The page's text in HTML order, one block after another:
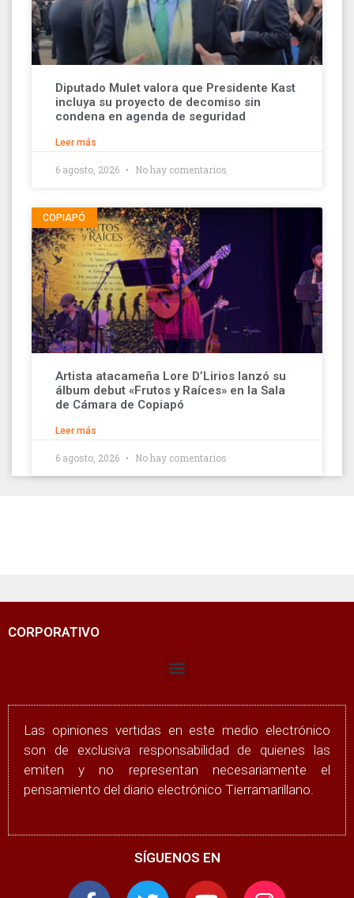
Diputado Mulet valora que Presidente Kast
incluya su proyecto de decomiso sin
condena en agenda de seguridad
Leer más
6 agosto, 2026 No hay comentarios
COPIAPÓ
Artista atacameña Lore D’Lirios lanzó su
álbum debut «Frutos y Raíces» en la Sala
de Cámara de Copiapó
Leer más
6 agosto, 2026 No hay comentarios
CORPORATIVO
Las opiniones vertidas en este medio electrónico
son de exclusiva responsabilidad de quienes las
emiten y no representan necesariamente el
pensamiento del diario electrónico Tierramarillano.
SÍGUENOS EN